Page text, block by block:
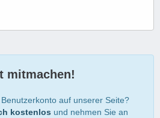
mitmachen!
auf unserer Seite?
kostenlos und nehmen Sie an